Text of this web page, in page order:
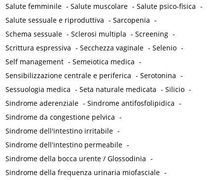
Salute femminile -Salute muscolare -Salute psico-fisica -
Salute sessuale e riproduttiva -Sarcopenia -
Schema sessuale -Sclerosi multipla -Screening -
Scrittura espressiva -Secchezza vaginale -Selenio -
Self management -Semeiotica medica -
Sensibilizzazione centrale e periferica -Serotonina -
Sessuologia medica -Seta naturale medicata -Silicio -
Sindrome aderenziale -Sindrome antifosfolipidica -
Sindrome da congestione pelvica -
Sindrome dell'intestino irritabile -
Sindrome dell'intestino permeabile -
Sindrome della bocca urente / Glossodinia -
Sindrome della frequenza urinaria miofasciale -